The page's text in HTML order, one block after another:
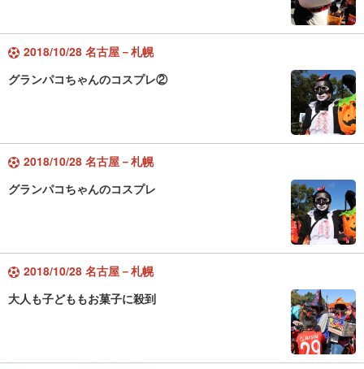
2018/10/28 名古屋－札幌
グランパコちゃんのコスプレ②
2018/10/28 名古屋－札幌
グランパコちゃんのコスプレ
2018/10/28 名古屋－札幌
大人も子どももお菓子に殺到